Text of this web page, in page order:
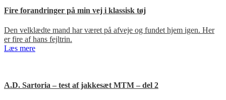
Fire forandringer på min vej i klassisk tøj
Den velklædte mand har været på afveje og fundet hjem igen. Her
er fire af hans fejltrin.
Læs mere
A.D. Sartoria – test af jakkesæt MTM – del 2